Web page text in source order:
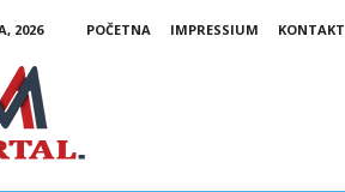
2026 POČETNA IMPRESSIUM
KONTAKT